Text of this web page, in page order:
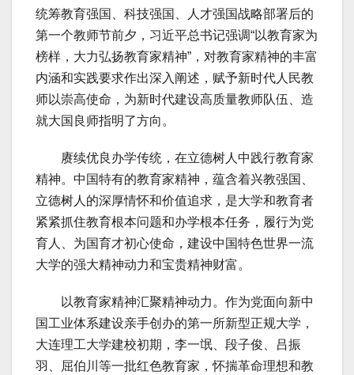
统筹教育强国、科技强国、人才强国战略部署后的
第一个教师节前夕，习近平总书记强调“以教育家为
榜样，大力弘扬教育家精神”，对教育家精神的丰富
内涵和实践要求作出深入阐述，赋予新时代人民教
师以崇高使命，为新时代建设高质量教师队伍、造
就大国良师指明了方向。
赓续优良办学传统，在立德树人中践行教育家
精神。中国特有的教育家精神，蕴含着兴教强国、
立德树人的深厚情怀和价值追求，是大学和教育者
紧紧抓住教育根本问题和办学根本任务，履行为党
育人、为国育才初心使命，建设中国特色世界一流
大学的强大精神动力和宝贵精神财富。
以教育家精神汇聚精神动力。作为党面向新中
国工业体系建设亲手创办的第一所新型正规大学，
大连理工大学建校初期，李一氓、段子俊、吕振
羽、屈伯川等一批红色教育家，怀揣革命理想和教